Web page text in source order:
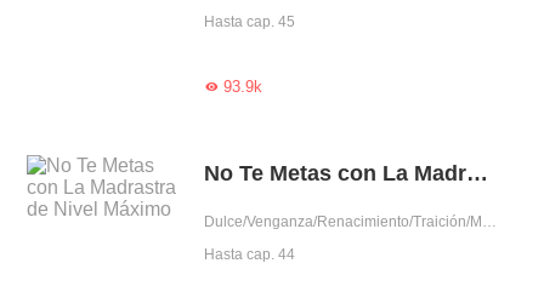
Hasta cap. 45
93.9k
No Te Metas con La Madrastra de Nivel Máximo
Dulce/Venganza/Renacimiento/Traición/Mujer poderosa
Hasta cap. 44